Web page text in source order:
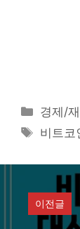
카
테
리
경제/
태
비트코
이전글